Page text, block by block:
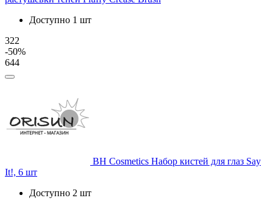
Доступно 1 шт
322
-50%
644
BH Cosmetics Набор кистей для глаз Say
It!, 6 шт
Доступно 2 шт